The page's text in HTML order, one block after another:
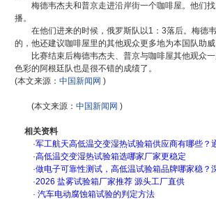
梅德韦杰夫和普京走进沿岸街一个咖啡屋。他们
播。
在他们进来的时候，俄罗斯队以1：3落后。梅德
的，他还建议咖啡屋里的其他观众更多地为本国队助威
比赛结束后梅德韦杰夫、普京与咖啡屋其他观众
色彩的阿根廷队也是很不错的成绩了。
(本文来源： 中国新闻网 )
(本文来源： 中国新闻网 )
相关资料
·军工航天高低温交变湿热试验箱供应商有哪些？
·高低温交变湿热试验箱选哪家厂家更稳定
·做电子可靠性测试，高低温试验箱品牌哪家稳？
·2026 盐雾试验箱厂家推荐 源头工厂直供
· 汽车电动腐蚀箱试验的判定方法